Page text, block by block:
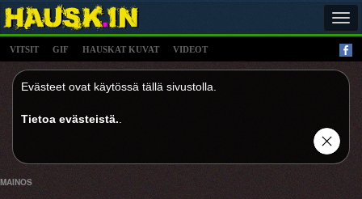
VITSIT GIF HAUSKAT KUVAT VIDEOT
Evästeet ovat käytössä tällä sivustolla.
Tietoa evästeistä.
MAINOS